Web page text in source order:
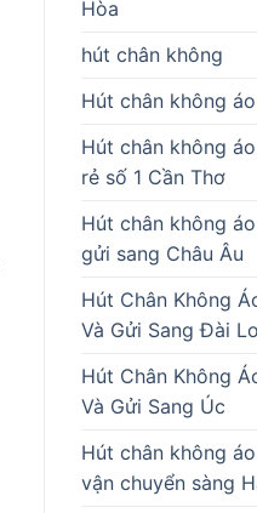
Hòa
hút chân không
Hút chân không
Hút chân không
rẻ số 1 Cần Thơ
Hút chân không
gửi sang Châu Âu
Hút Chân Không
Và Gửi Sang Đài
Hút Chân Không
Và Gửi Sang Úc
Hút chân không
vận chuyển sàng